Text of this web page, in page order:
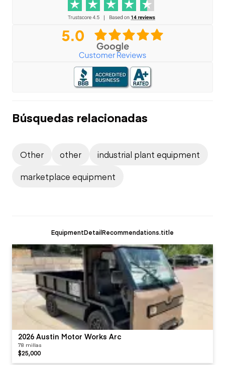
Búsquedas relacionadas
Other other
industrial plant equipment
marketplace equipment
EquipmentDetailRecommendations.title
2026 Austin Motor Works Arc
78 millas
$25,000